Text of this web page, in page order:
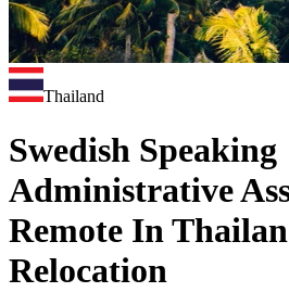
Thailand
Swedish Speaking
Administrative
Remote In
Relocation